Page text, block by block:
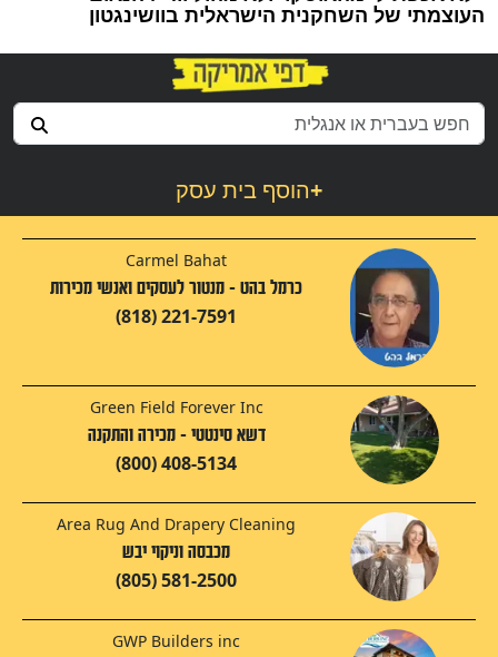
העוצמתי של השחקנית הישראלית בוושינגטון
הוסף בית עסק+
Carmel Bahat
כרמל בהט - מנטור לעסקים ואנשי מכירות
(818) 221-7591
Green Field Forever Inc
דשא סינטטי - מכירה והתקנה
(800) 408-5134
Area Rug And Drapery Cleaning
מכבסה וניקוי יבש
(805) 581-2500
GWP Builders inc